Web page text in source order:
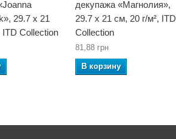
29.7 x 21
ITD Collection
декупажа «Магнолия»,
29.7 x 21 см, 20 г/м², ITD
Collection
81,88 грн
В корзину